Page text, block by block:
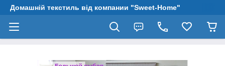
Домашній текстиль від компании "Sweet-Home"